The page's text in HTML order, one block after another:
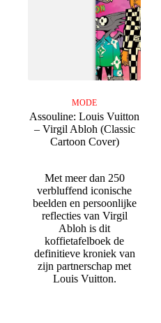
MODE
Assouline: Louis Vuitton
– Virgil Abloh (Classic
Cartoon Cover)
Met meer dan 250
verbluffend iconische
beelden en persoonlijke
reflecties van Virgil
Abloh is dit
koffietafelboek de
definitieve kroniek van
zijn partnerschap met
Louis Vuitton.